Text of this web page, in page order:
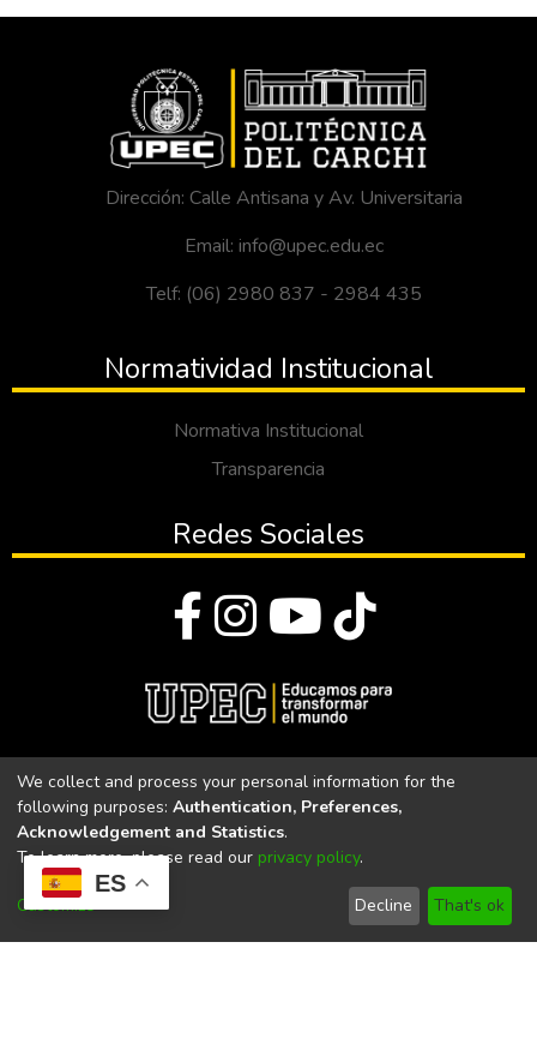
ES
Dirección: Calle Antisana y Av. Universitaria
Email: info@upec.edu.ec
Telf: (06) 2980 837 - 2984 435
Normatividad Institucional
Normativa Institucional
Transparencia
Redes Sociales
Universidad Politécnica Estatal del Carchi
Universidad Politécnica Estatal del Carchi | Acreditada por el
CACES Resolución N°. 160-SE-33-CACES-2020
We collect and process your personal information for the
following purposes: Authentication, Preferences,
Acknowledgement and Statistics.
To learn more, please read our privacy policy.
Customize Decline That's ok